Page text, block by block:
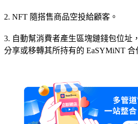
2. NFT 隨搭售商品空投給顧客。
3. 自動幫消費者產生區塊鏈錢包位址
分享或移轉其所持有的 EaSYMiNT 合